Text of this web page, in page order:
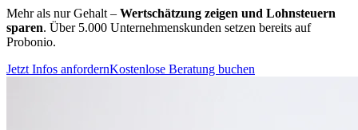
Mehr als nur Gehalt – Wertschätzung zeigen und Lohnsteuern
sparen. Über 5.000 Unternehmenskunden setzen bereits auf
Probonio.
Jetzt Infos anfordernKostenlose Beratung buchen